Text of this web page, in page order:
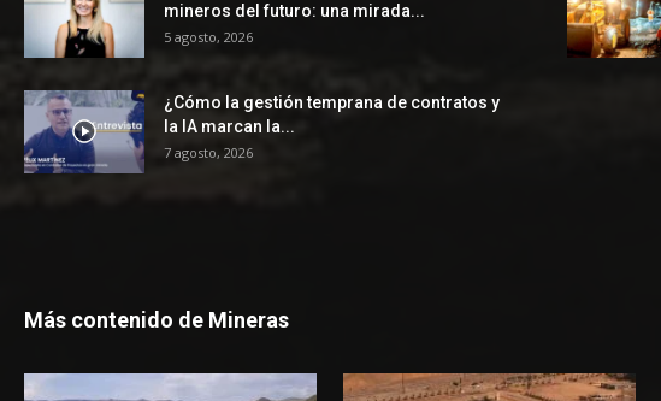
mineros del futuro: una mirada...
5 agosto, 2026
¿Cómo la gestión temprana de contratos y
la IA marcan la...
7 agosto, 2026
Más contenido de Mineras